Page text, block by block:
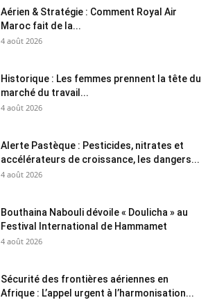
Aérien & Stratégie : Comment Royal Air
Maroc fait de la...
4 août 2026
Historique : Les femmes prennent la tête du
marché du travail...
4 août 2026
Alerte Pastèque : Pesticides, nitrates et
accélérateurs de croissance, les dangers...
4 août 2026
Bouthaina Nabouli dévoile « Doulicha » au
Festival International de Hammamet
4 août 2026
Sécurité des frontières aériennes en
Afrique : L’appel urgent à l’harmonisation...